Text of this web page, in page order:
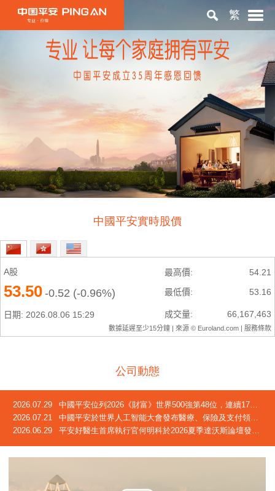
繁
中國平安實時股價
公司動態
2026.07.29
中國平安位列2026《財富》世界500強第48位，連續17年躋身榜單
2026.07.21
中國平安於世界人工智能大會發布醫療、保險及支付領域創新成果
2026.06.29
平安好醫生首席執行官何明科於2026夏季達沃斯論壇發言：中國正迎來「屬於自己的長壽時代」
關於平安
投資者關係
ESG